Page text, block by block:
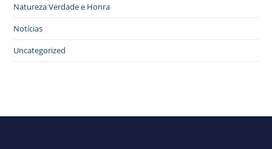
Natureza Verdade e Honra
Notícias
Uncategorized